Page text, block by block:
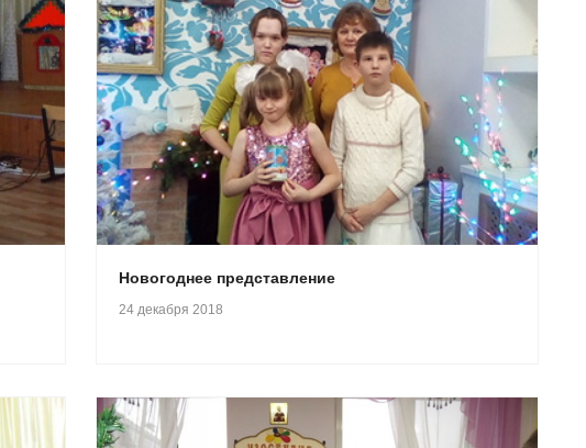
Новогоднее представление
24 декабря 2018